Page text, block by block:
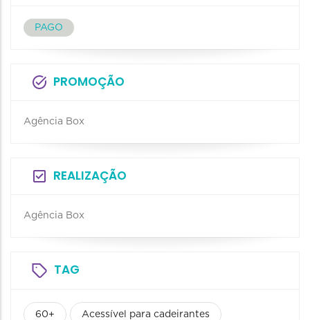
PAGO
PROMOÇÃO
Agência Box
REALIZAÇÃO
Agência Box
TAG
60+ Acessível para cadeirantes